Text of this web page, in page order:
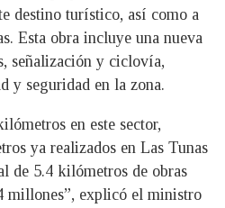
destino turístico, así como a
Esta obra incluye una nueva
señalización y ciclovía,
y seguridad en la zona.
en este sector,
ya realizados en Las Tunas
de 5.4 kilómetros de obras
millones”, explicó el ministro